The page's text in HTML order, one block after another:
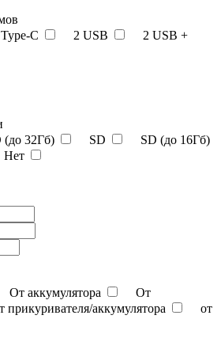
C 2 USB
2 USB +
(до 32Гб) SD
SD (до 16Гб)
Нет
От аккумулятора
От
прикуривателя/аккумулятора
от